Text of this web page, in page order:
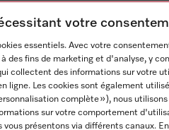
Architectes &
d’utilisation Déclaration
votre
essentiels. Avec votre
des fins de marketing et d'analyse, y
collectent des informations sur votre
ligne. Les cookies sont également
complète »), nous utilisons
sur votre comportement
présentons via différents canaux. En